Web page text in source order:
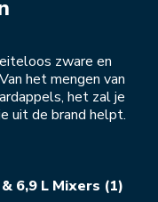
zware en
het mengen van
het zal je
uit de brand helpt.
6,9 L Mixers (1)